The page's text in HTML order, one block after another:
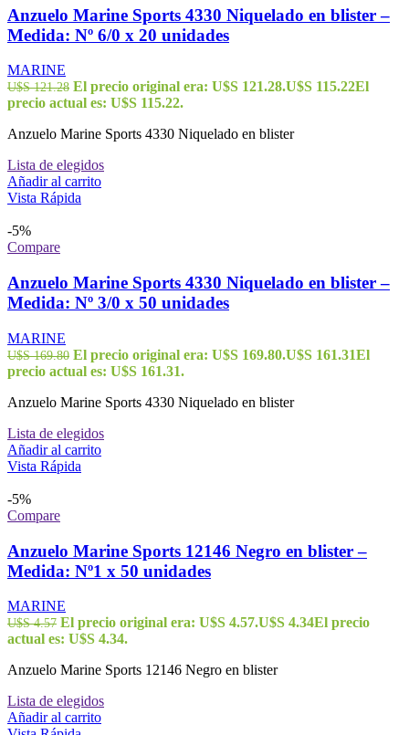
Anzuelo Marine Sports 4330 Niquelado en blister –
Medida: Nº 6/0 x 20 unidades
MARINE
U$S121.28 El precio original era: U$S 121.28.U$S 115.22El
precio actual es: U$S 115.22.
Anzuelo Marine Sports 4330 Niquelado en blister
Lista de elegidos
Añadir al carrito
Vista Rápida
-5%
Compare
Anzuelo Marine Sports 4330 Niquelado en blister –
Medida: Nº 3/0 x 50 unidades
MARINE
U$S169.80 El precio original era: U$S 169.80.U$S 161.31El
precio actual es: U$S 161.31.
Anzuelo Marine Sports 4330 Niquelado en blister
Lista de elegidos
Añadir al carrito
Vista Rápida
-5%
Compare
Anzuelo Marine Sports 12146 Negro en blister –
Medida: Nº1 x 50 unidades
MARINE
U$S4.57 El precio original era: U$S 4.57.U$S 4.34El precio
actual es: U$S 4.34.
Anzuelo Marine Sports 12146 Negro en blister
Lista de elegidos
Añadir al carrito